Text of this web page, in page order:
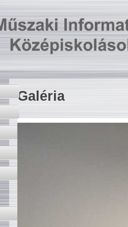
Galéria